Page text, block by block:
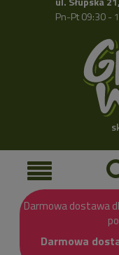
Pn-Pt 09:30 -
Darmowa dostawa
Darmowa